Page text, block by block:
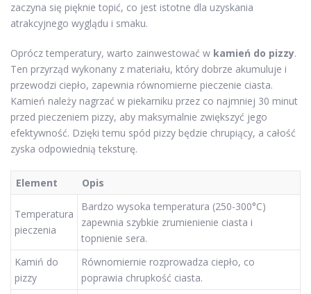
zaczyna się pięknie topić, co jest istotne dla uzyskania
atrakcyjnego wyglądu i smaku.
Oprócz temperatury, warto zainwestować w kamień do pizzy.
Ten przyrząd wykonany z materiału, który dobrze akumuluje i
przewodzi ciepło, zapewnia równomierne pieczenie ciasta.
Kamień należy nagrzać w piekarniku przez co najmniej 30 minut
przed pieczeniem pizzy, aby maksymalnie zwiększyć jego
efektywność. Dzięki temu spód pizzy będzie chrupiący, a całość
zyska odpowiednią teksturę.
Element Opis
Temperatura
pieczenia
Bardzo wysoka temperatura (250-300°C)
zapewnia szybkie zrumienienie ciasta i
topnienie sera.
Kamiń do
pizzy
Równomiernie rozprowadza ciepło, co
poprawia chrupkość ciasta.